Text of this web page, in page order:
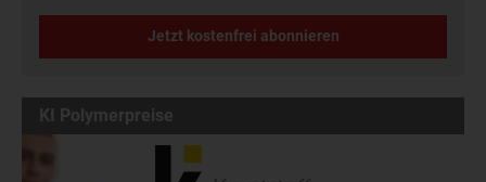
Jetzt kostenfrei abonnieren
KI Polymerpreise